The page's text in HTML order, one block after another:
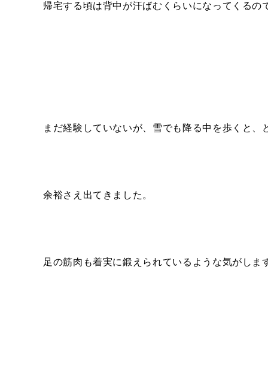
帰宅する頃は背中が汗ばむくらいになってくるの
まだ経験していないが、雪でも降る中を歩くと、
余裕さえ出てきました。
足の筋肉も着実に鍛えられているような気がしま